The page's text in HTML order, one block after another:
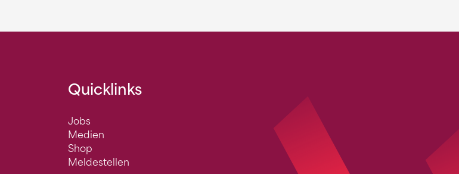
Quicklinks
Jobs
Medien
Shop
Meldestellen